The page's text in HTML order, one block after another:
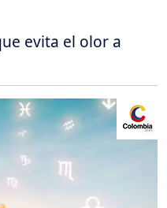
evita el olor a